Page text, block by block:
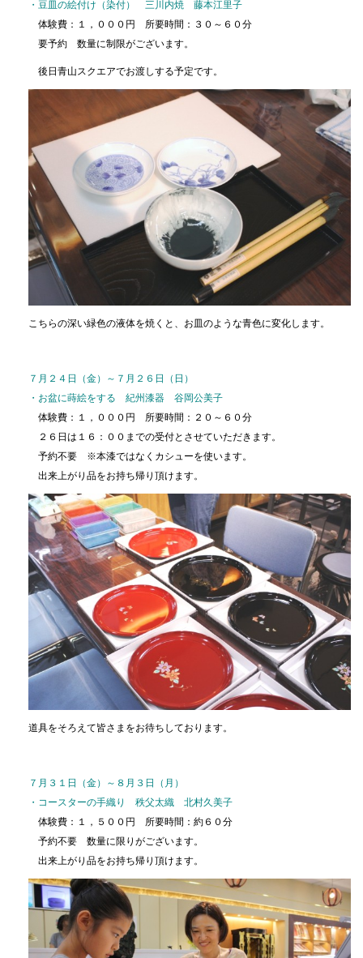
・豆皿の絵付け（染付） 三川内焼 藤本江里子
体験費：１，０００円 所要時間：３０～６０分
要予約 数量に制限がございます。
後日青山スクエアでお渡しする予定です。
こちらの深い緑色の液体を焼くと、お皿のような青色に変化します。
７月２４日（金）～７月２６日（日）
・お盆に蒔絵をする 紀州漆器 谷岡公美子
体験費：１，０００円 所要時間：２０～６０分
２６日は１６：００までの受付とさせていただきます。
予約不要 ※本漆ではなくカシューを使います。
出来上がり品をお持ち帰り頂けます。
道具をそろえて皆さまをお待ちしております。
７月３１日（金）～８月３日（月）
・コースターの手織り 秩父太織 北村久美子
体験費：１，５００円 所要時間：約６０分
予約不要 数量に限りがございます。
出来上がり品をお持ち帰り頂けます。